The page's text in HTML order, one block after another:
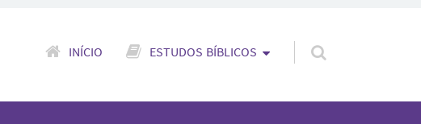
Pular para o conteúdo
INÍCIO ESTUDOS BÍBLICOS